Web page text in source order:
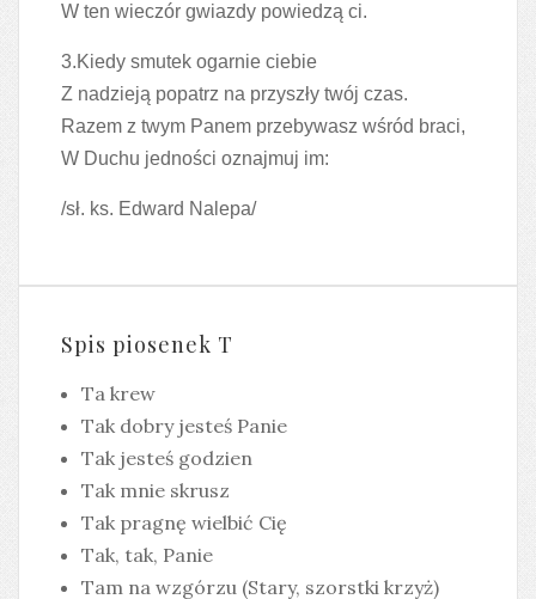
W ten wieczór gwiazdy powiedzą ci.
3.Kiedy smutek ogarnie ciebie
Z nadzieją popatrz na przyszły twój czas.
Razem z twym Panem przebywasz wśród braci,
W Duchu jedności oznajmuj im:
/sł. ks. Edward Nalepa/
Spis piosenek T
Ta krew
Tak dobry jesteś Panie
Tak jesteś godzien
Tak mnie skrusz
Tak pragnę wielbić Cię
Tak, tak, Panie
Tam na wzgórzu (Stary, szorstki krzyż)